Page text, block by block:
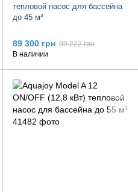
тепловой насос для бассейна
до 45 м³
89 300 грн 99 222 грн
В наличии